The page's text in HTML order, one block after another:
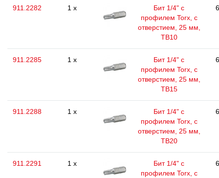
911.2282 1 x
Бит 1/4" с
профилем Torx, с
отверстием, 25 мм,
ТВ10
911.2285 1 x
Бит 1/4" с
профилем Torx, с
отверстием, 25 мм,
ТВ15
911.2288 1 x
Бит 1/4" с
профилем Torx, с
отверстием, 25 мм,
ТВ20
911.2291 1 x
Бит 1/4" с
профилем Torx, с